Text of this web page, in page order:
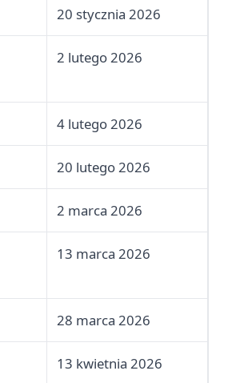
20 stycznia 2026
2 lutego 2026
4 lutego 2026
20 lutego 2026
2 marca 2026
13 marca 2026
28 marca 2026
13 kwietnia 2026